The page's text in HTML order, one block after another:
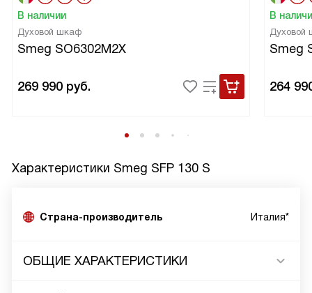
В наличии
Духовой шкаф
Smeg SO6302M2X
269 990 руб.
В
Духовой
Smeg
264
Характеристики Smeg SFP 130 S
Страна-производитель Италия*
ОБЩИЕ ХАРАКТЕРИСТИКИ